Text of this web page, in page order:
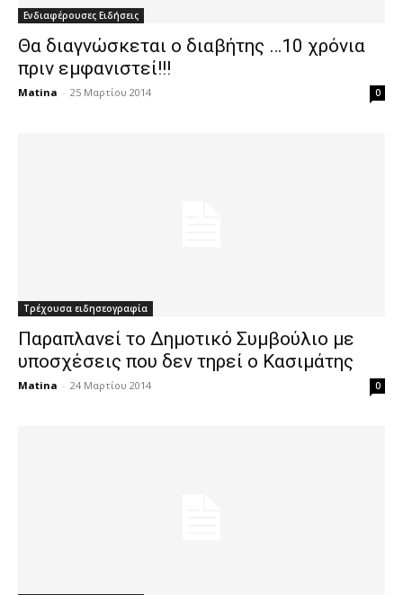
Ενδιαφέρουσες Ειδήσεις
Θα διαγνώσκεται ο διαβήτης …10 χρόνια
πριν εμφανιστεί!!!
Matina - 25 Μαρτίου 2014 0
Τρέχουσα ειδησεογραφία
Παραπλανεί το Δημοτικό Συμβούλιο με
υποσχέσεις που δεν τηρεί ο Κασιμάτης
Matina - 24 Μαρτίου 2014 0